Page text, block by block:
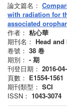
論文篇名：
with radiation for
associated
作者： 粘心華
期刊名： Head and
卷號： 38 卷
期別： - 期
刊登日期： 2016-
頁數： E1554-1561
期刊類型： SCI
ISSN： 1043-3074